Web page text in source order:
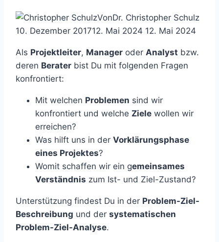
VonDr. Christopher Schulz
10. Dezember 201712. Mai 2024 12. Mai 2024
Als Projektleiter, Manager oder Analyst bzw.
deren Berater bist Du mit folgenden Fragen
konfrontiert:
Mit welchen Problemen sind wir
konfrontiert und welche Ziele wollen wir
erreichen?
Was hilft uns in der Vorklärungsphase
eines Projektes?
Womit schaffen wir ein gemeinsames
Verständnis zum Ist- und Ziel-Zustand?
Unterstützung findest Du in der Problem-Ziel-
Beschreibung und der systematischen
Problem-Ziel-Analyse.